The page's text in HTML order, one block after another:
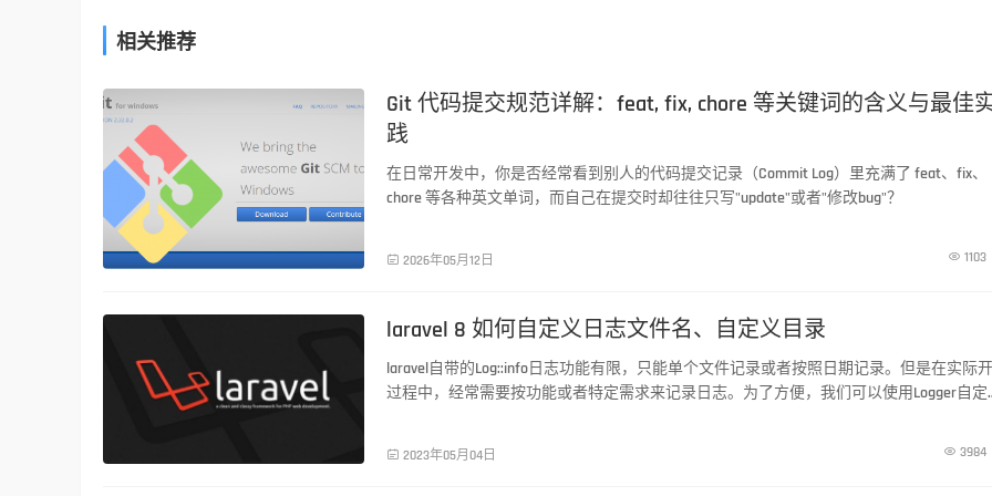
相关推荐
PHP技术
Git 代码提交规范详解：feat, fix, chore 等关键词的含义与最佳
践
在日常开发中，你是否经常看到别人的代码提交记录（Commit Log）里充满了 feat、fix、
chore 等各种英文单词，而自己在提交时却往往只写"update"或者"修改bug"？
 2026年05月12日  1103
laravel 8 如何自定义日志文件名、自定义目录
laravel自带的Log::info日志功能有限，只能单个文件记录或者按照日期记录。但是在实际
过程中，经常需要按功能或者特定需求来记录日志。为了方便，我们可以使用Logger自定
 2023年05月04日  3984